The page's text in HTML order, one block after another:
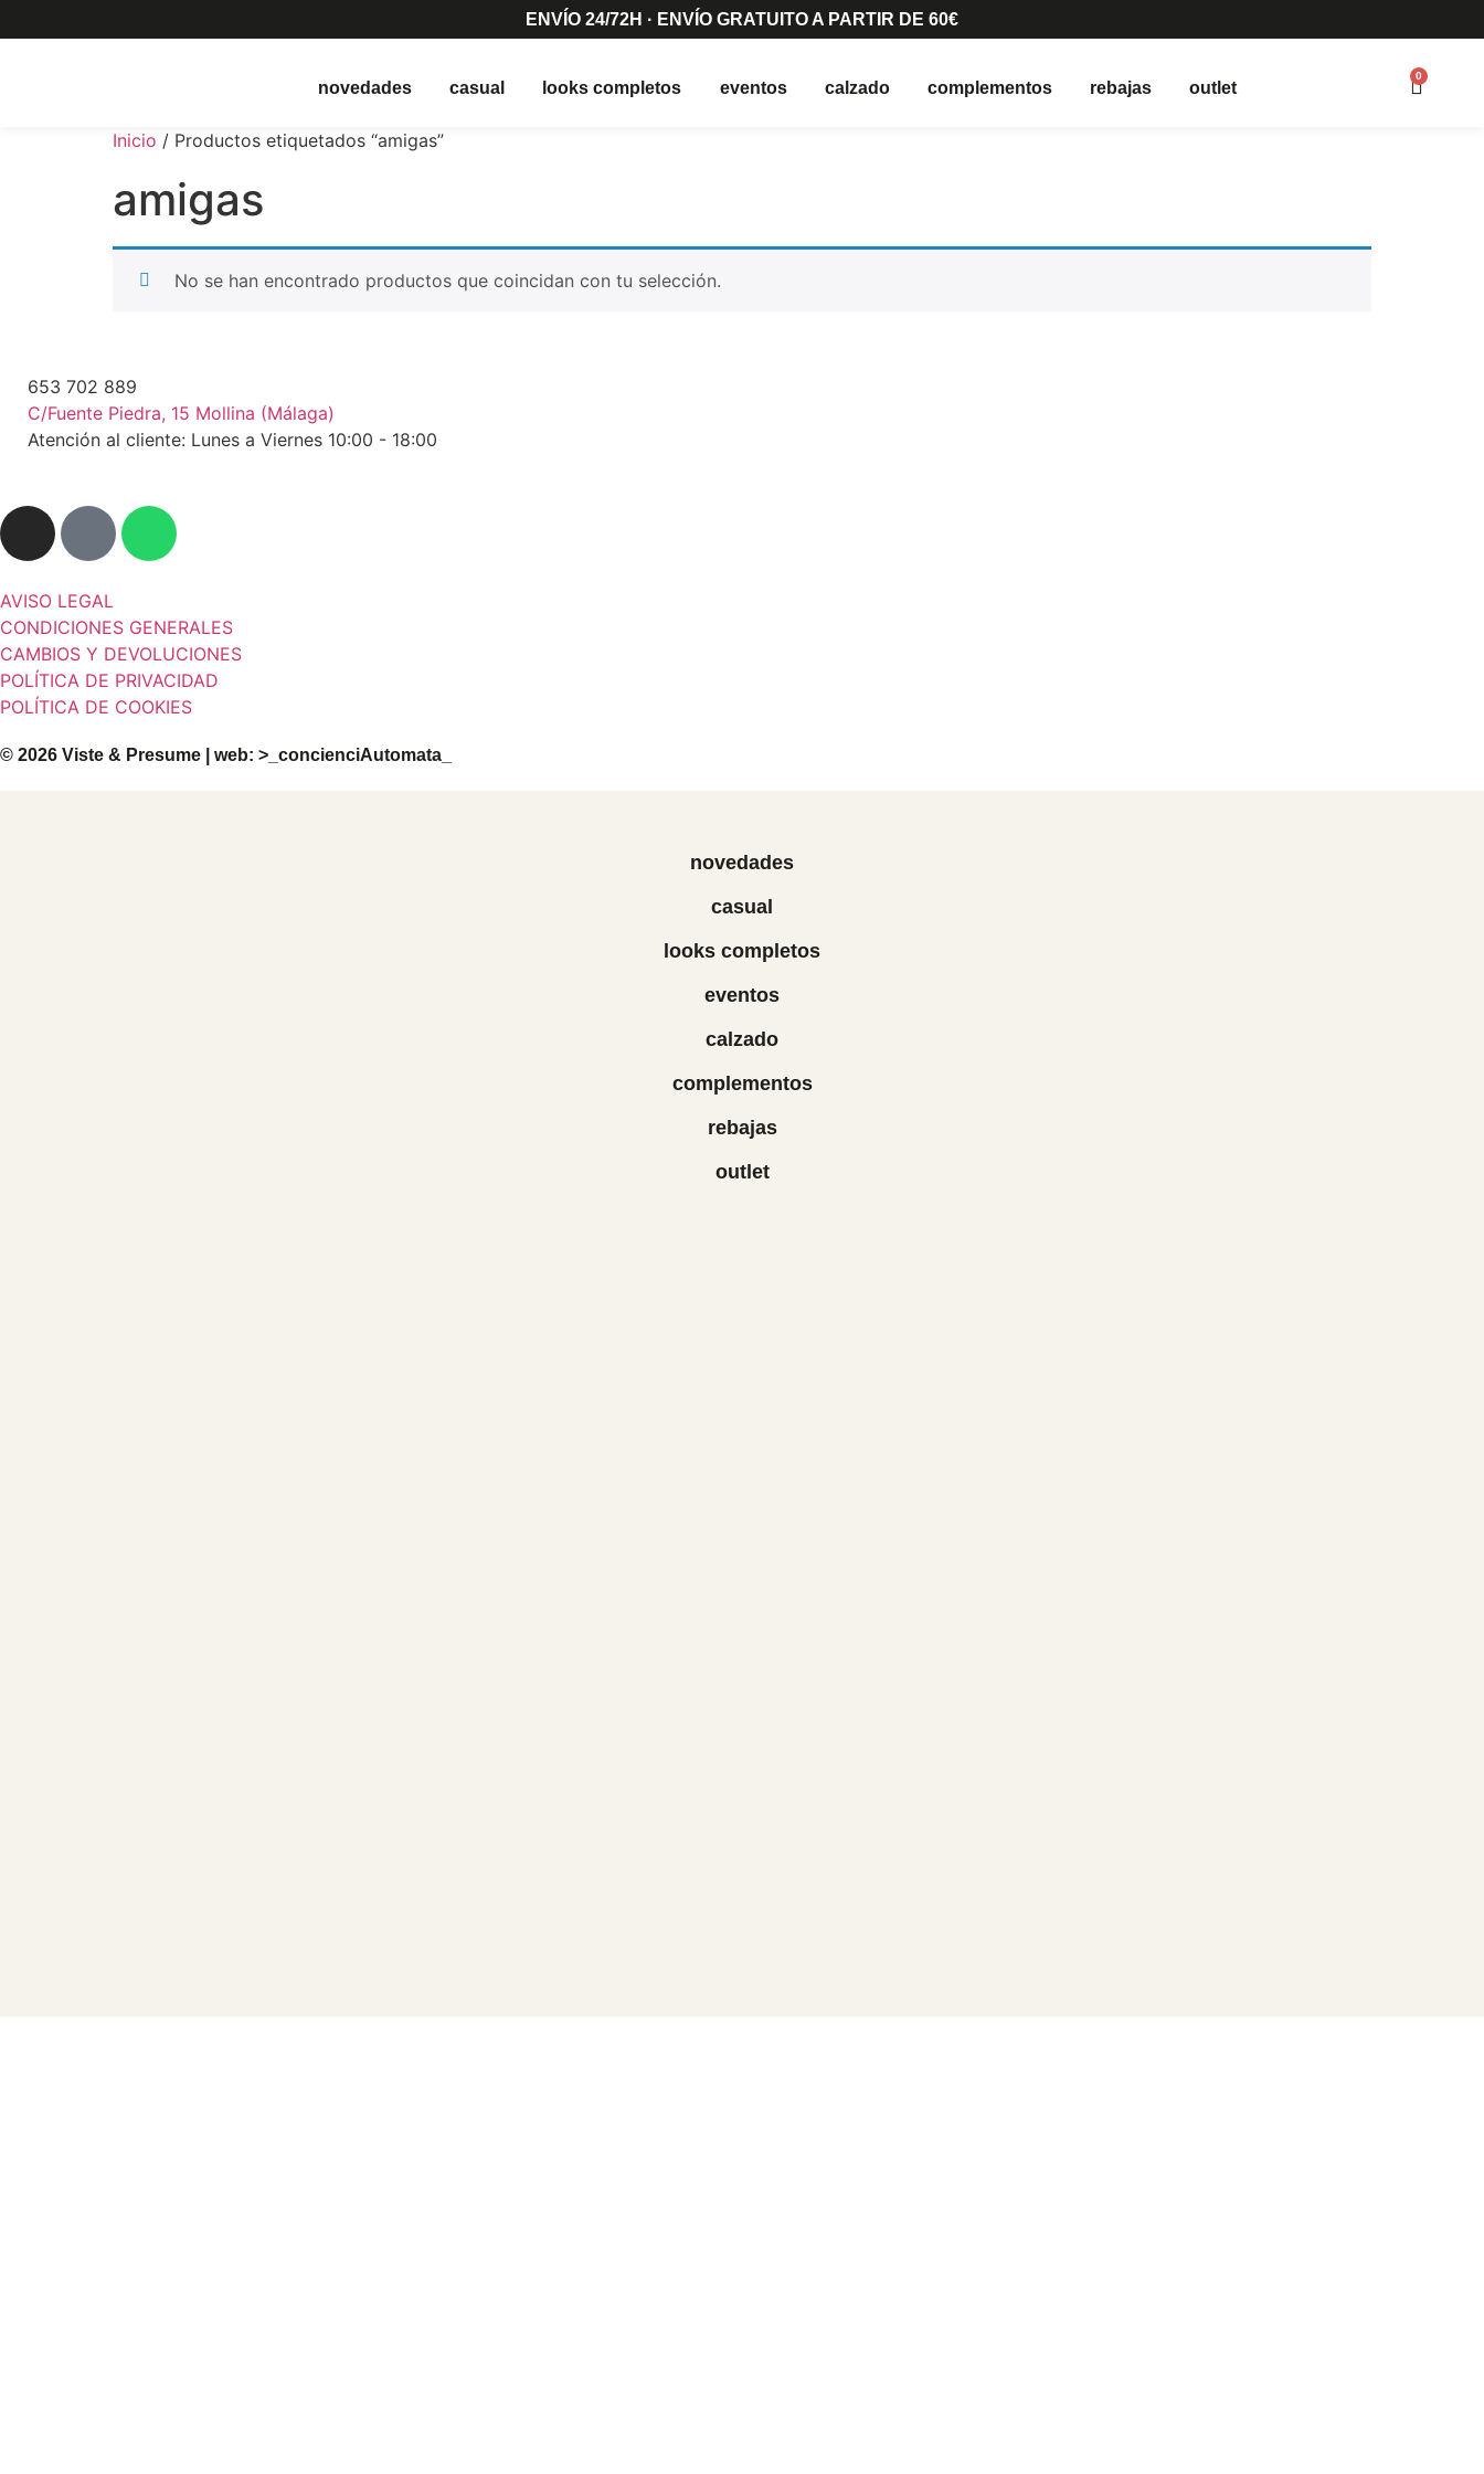
ENVÍO 24/72H · ENVÍO GRATUITO A PARTIR DE 60€
novedades casual looks completos eventos calzado complementos rebajas outlet
0
Inicio / Productos etiquetados “amigas”
amigas
No se han encontrado productos que coincidan con tu selección.
653 702 889
C/Fuente Piedra, 15 Mollina (Málaga)
Atención al cliente: Lunes a Viernes 10:00 - 18:00
AVISO LEGAL
CONDICIONES GENERALES
CAMBIOS Y DEVOLUCIONES
POLÍTICA DE PRIVACIDAD
POLÍTICA DE COOKIES
© 2026 Viste & Presume | web: >_concienciAutomata_
novedades
casual
looks completos
eventos
calzado
complementos
rebajas
outlet